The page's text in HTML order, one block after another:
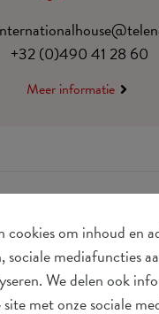
cookies om inhoud en
sociale mediafuncties
We delen ook
met onze sociale
+32 (0)490 41 28 60
Meer informatie